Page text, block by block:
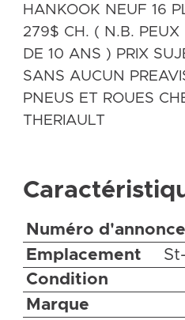
HANKOOK NEUF 16
279$ CH. ( N.B. PEUX
DE 10 ANS ) PRIX
SANS AUCUN
PNEUS ET ROUES
THERIAULT
Numéro d'annonce
Emplacement
Condition
Marque